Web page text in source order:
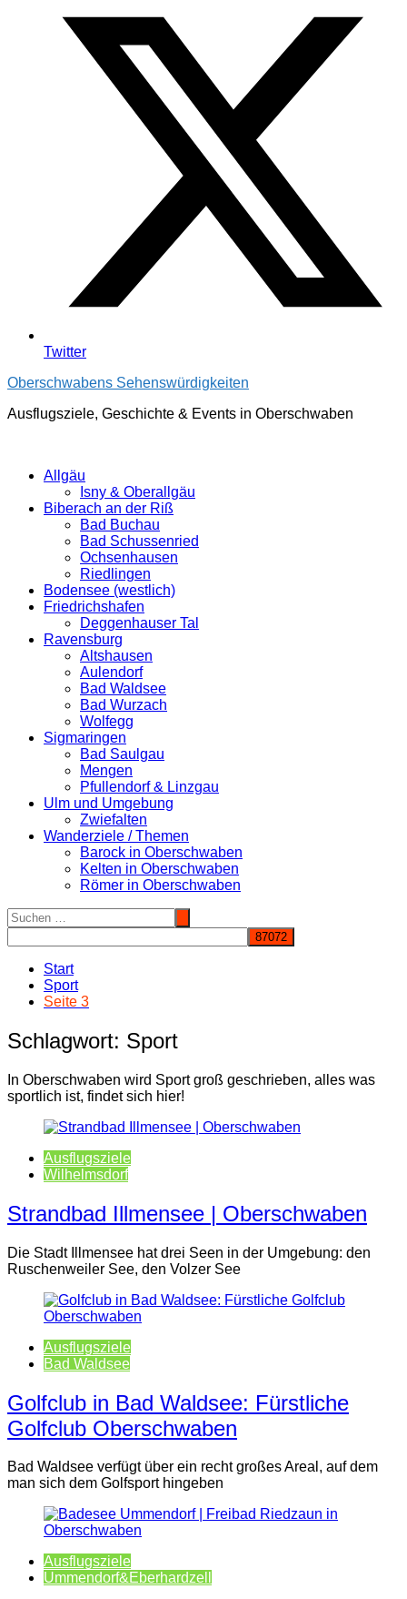
Twitter
Oberschwabens Sehenswürdigkeiten
Ausflugsziele, Geschichte & Events in Oberschwaben
Allgäu
Isny & Oberallgäu
Biberach an der Riß
Bad Buchau
Bad Schussenried
Ochsenhausen
Riedlingen
Bodensee (westlich)
Friedrichshafen
Deggenhauser Tal
Ravensburg
Altshausen
Aulendorf
Bad Waldsee
Bad Wurzach
Wolfegg
Sigmaringen
Bad Saulgau
Mengen
Pfullendorf & Linzgau
Ulm und Umgebung
Zwiefalten
Wanderziele / Themen
Barock in Oberschwaben
Kelten in Oberschwaben
Römer in Oberschwaben
Start
Sport
Seite 3
Schlagwort: Sport
In Oberschwaben wird Sport groß geschrieben, alles was
sportlich ist, findet sich hier!
Ausflugsziele
Wilhelmsdorf
Strandbad Illmensee | Oberschwaben
Die Stadt Illmensee hat drei Seen in der Umgebung: den
Ruschenweiler See, den Volzer See
Ausflugsziele
Bad Waldsee
Golfclub in Bad Waldsee: Fürstliche
Golfclub Oberschwaben
Bad Waldsee verfügt über ein recht großes Areal, auf dem
man sich dem Golfsport hingeben
Ausflugsziele
Ummendorf&Eberhardzell